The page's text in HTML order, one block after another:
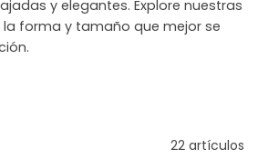
y elegantes. Explore nuestras
forma y tamaño que mejor se
22 artículos